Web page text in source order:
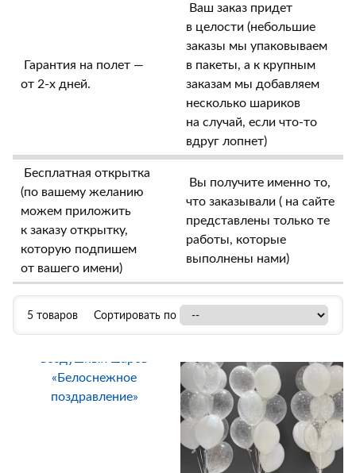
Гарантия на полет —
от 2-х дней.
Ваш заказ придет
в целости (небольшие
заказы мы упаковываем
в пакеты, а к крупным
заказам мы добавляем
несколько шариков
на случай, если что-то
вдруг лопнет)
Бесплатная открытка
(по вашему желанию
можем приложить
к заказу открытку,
которую подпишем
от вашего имени)
Вы получите именно то,
что заказывали ( на сайте
представлены только те
работы, которые
выполнены нами)
5 товаров Сортировать по